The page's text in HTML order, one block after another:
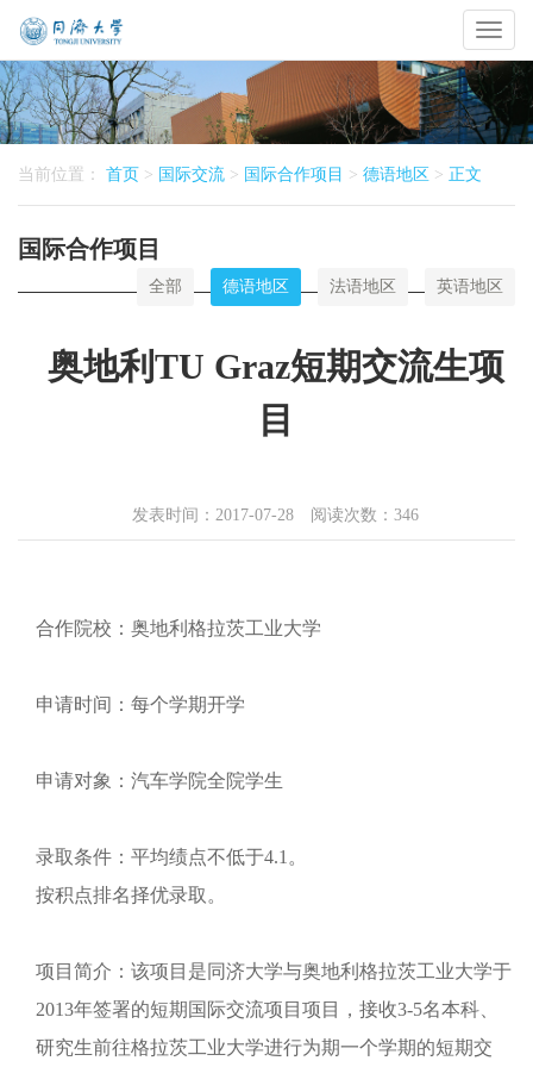
Toggle
当前位置： 首页 > 国际交流 > 国际合作项目 > 德语地区 > 正文
国际合作项目
全部 德语地区 法语地区 英语地区
奥地利TU Graz短期交流生项
目
发表时间：2017-07-28 阅读次数： 346
合作院校：奥地利格拉茨工业大学
申请时间：每个学期开学
申请对象：汽车学院全院学生
录取条件：平均绩点不低于4.1。
按积点排名择优录取。
项目简介：该项目是同济大学与奥地利格拉茨工业大学于
2013年签署的短期国际交流项目项目，接收3-5名本科、
研究生前往格拉茨工业大学进行为期一个学期的短期交